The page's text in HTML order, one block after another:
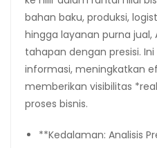
bahan baku, produksi,
hingga layanan purna jual,
tahapan dengan presisi.
informasi, meningkatkan
memberikan visibilitas
proses bisnis.
**Kedalaman: Analisis